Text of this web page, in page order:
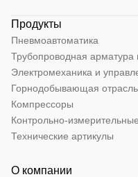
Продукты
Пневмоавтоматика
Трубопроводная арматура
Электромеханика и
Горнодобывающая отрасль
Компрессоры
Контрольно-
Технические артикулы
О компании